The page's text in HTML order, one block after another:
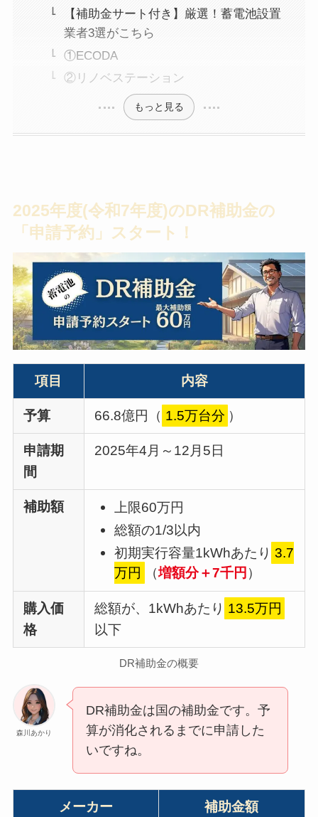
【補助金サート付き】厳選！蓄電池設置
業者3選がこちら
①ECODA
②リノベステーション
もっと見る
2025年度(令和7年度)のDR補助金の
「申請予約」スタート！
項目 内容
予算 66.8億円（ 1.5万台分 ）
申請期
間
2025年4月～12月5日
補助額
上限60万円
総額の1/3以内
初期実行容量1kWhあたり 3.7
万円
（増額分＋7千円 ）
購入価
格
総額が、1kWhあたり 13.5万円
以下
DR補助金の概要
森川あかり
DR補助金は国の補助金です。予
算が消化されるまでに申請した
いですね。
メーカー 補助金額